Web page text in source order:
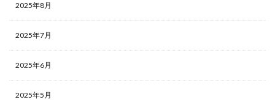
2025年8月
2025年7月
2025年6月
2025年5月